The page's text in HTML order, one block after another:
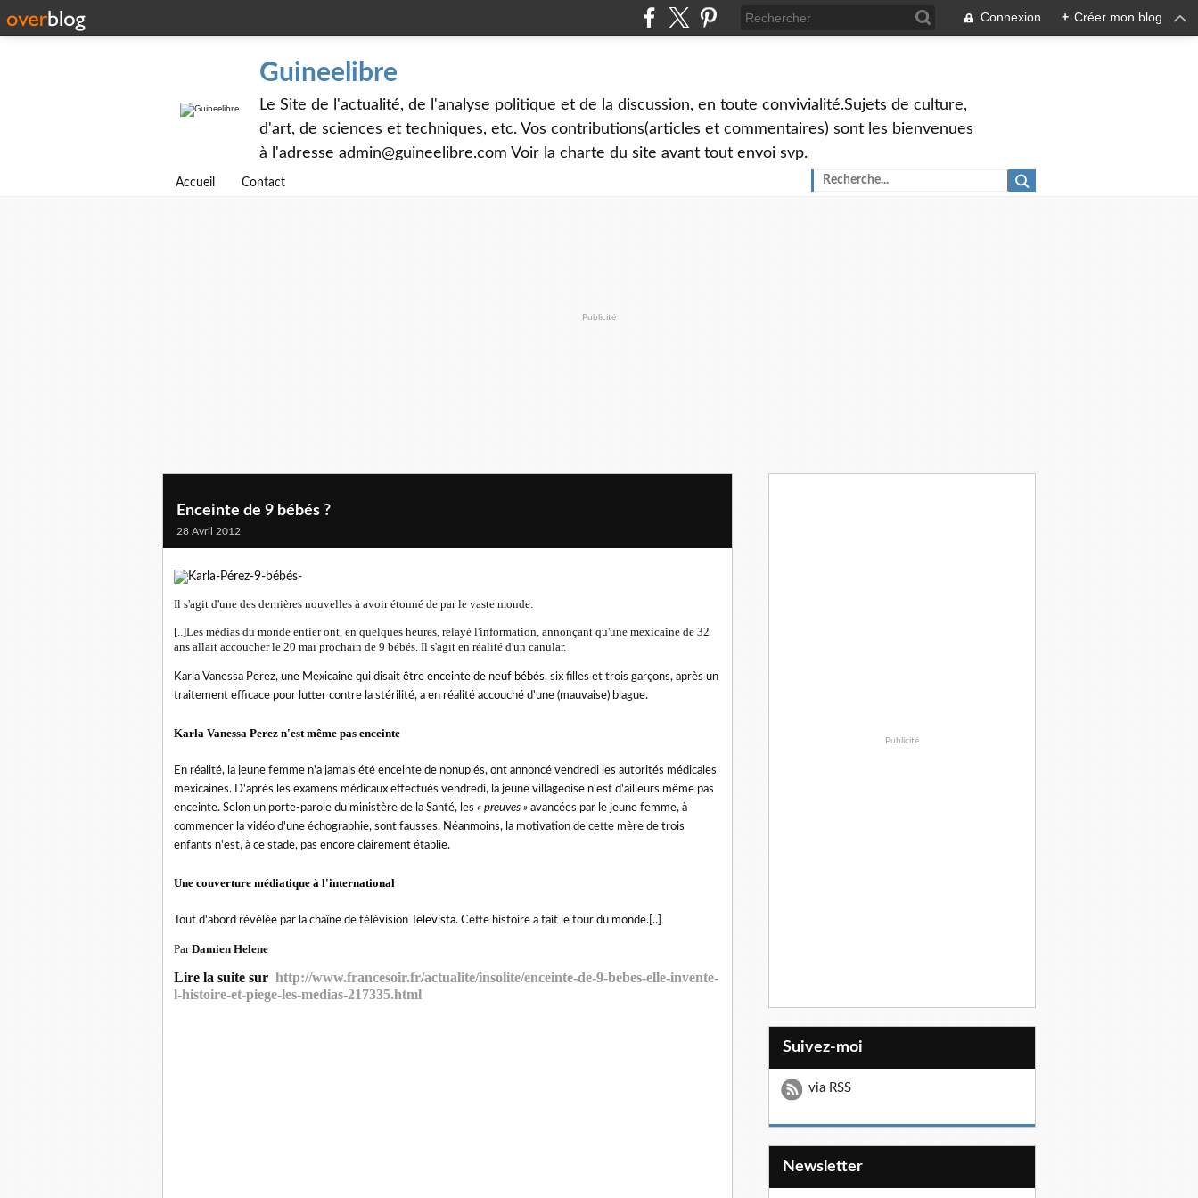
Connexion + Créer mon blog
Guineelibre
Le Site de l'actualité, de l'analyse politique et de la discussion, en toute convivialité.Sujets de culture,
d'art, de sciences et techniques, etc. Vos contributions(articles et commentaires) sont les bienvenues
à l'adresse admin@guineelibre.com Voir la charte du site avant tout envoi svp.
Accueil Contact
Publicité
Enceinte de 9 bébés ?
28 Avril 2012
Il s'agit d'une des dernières nouvelles à avoir étonné de par le vaste monde.
[..]Les médias du monde entier ont, en quelques heures, relayé l'information, annonçant qu'une mexicaine de 32
ans allait accoucher le 20 mai prochain de 9 bébés. Il s'agit en réalité d'un canular.
Karla Vanessa Perez, une Mexicaine qui disait être enceinte de neuf bébés, six filles et trois garçons, après un
traitement efficace pour lutter contre la stérilité, a en réalité accouché d'une (mauvaise) blague.
Karla Vanessa Perez n'est même pas enceinte
En réalité, la jeune femme n'a jamais été enceinte de nonuplés, ont annoncé vendredi les autorités médicales
mexicaines. D'après les examens médicaux effectués vendredi, la jeune villageoise n'est d'ailleurs même pas
enceinte. Selon un porte-parole du ministère de la Santé, les « preuves » avancées par le jeune femme, à
commencer la vidéo d'une échographie, sont fausses. Néanmoins, la motivation de cette mère de trois
enfants n'est, à ce stade, pas encore clairement établie.
Une couverture médiatique à l'international
Tout d'abord révélée par la chaîne de télévision Televista. Cette histoire a fait le tour du monde.[..]
ParDamien Helene
Lire la suite sur http://www.francesoir.fr/actualite/insolite/enceinte-de-9-bebes-elle-invente-
l-histoire-et-piege-les-medias-217335.html
Publicité
Suivez-moi
via RSS
Newsletter